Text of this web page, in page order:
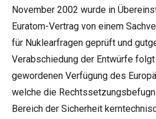
November 2002 wurde in
Euratom-Vertrag von einem
für Nuklearfragen geprüft und
Verabschiedung der Entwürfe
gewordenen Verfügung des
welche die
Bereich der Sicherheit